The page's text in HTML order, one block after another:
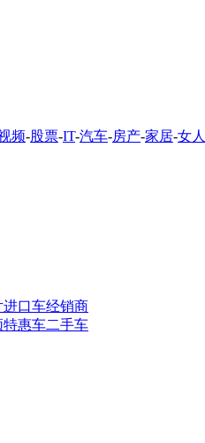
频-股票-IT-汽车-房产-家居-女人
进口车经销商
特惠车二手车